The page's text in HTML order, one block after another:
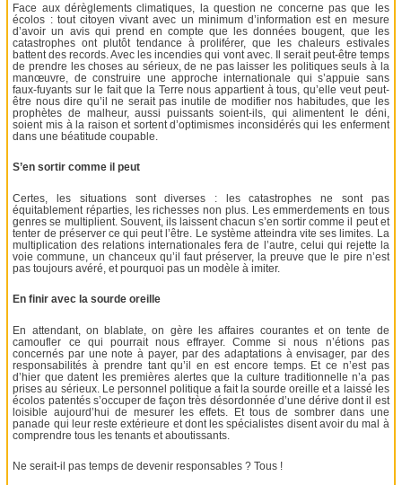
Face aux dérèglements climatiques, la question ne concerne pas que les
écolos : tout citoyen vivant avec un minimum d’information est en mesure
d’avoir un avis qui prend en compte que les données bougent, que les
catastrophes ont plutôt tendance à proliférer, que les chaleurs estivales
battent des records. Avec les incendies qui vont avec. Il serait peut-être temps
de prendre les choses au sérieux, de ne pas laisser les politiques seuls à la
manœuvre, de construire une approche internationale qui s’appuie sans
faux-fuyants sur le fait que la Terre nous appartient à tous, qu’elle veut peut-
être nous dire qu’il ne serait pas inutile de modifier nos habitudes, que les
prophètes de malheur, aussi puissants soient-ils, qui alimentent le déni,
soient mis à la raison et sortent d’optimismes inconsidérés qui les enferment
dans une béatitude coupable.
S’en sortir comme il peut
Certes, les situations sont diverses : les catastrophes ne sont pas
équitablement réparties, les richesses non plus. Les emmerdements en tous
genres se multiplient. Souvent, ils laissent chacun s’en sortir comme il peut et
tenter de préserver ce qui peut l’être. Le système atteindra vite ses limites. La
multiplication des relations internationales fera de l’autre, celui qui rejette la
voie commune, un chanceux qu’il faut préserver, la preuve que le pire n’est
pas toujours avéré, et pourquoi pas un modèle à imiter.
En finir avec la sourde oreille
En attendant, on blablate, on gère les affaires courantes et on tente de
camoufler ce qui pourrait nous effrayer. Comme si nous n’étions pas
concernés par une note à payer, par des adaptations à envisager, par des
responsabilités à prendre tant qu’il en est encore temps. Et ce n’est pas
d’hier que datent les premières alertes que la culture traditionnelle n’a pas
prises au sérieux. Le personnel politique a fait la sourde oreille et a laissé les
écolos patentés s’occuper de façon très désordonnée d’une dérive dont il est
loisible aujourd’hui de mesurer les effets. Et tous de sombrer dans une
panade qui leur reste extérieure et dont les spécialistes disent avoir du mal à
comprendre tous les tenants et aboutissants.
Ne serait-il pas temps de devenir responsables ? Tous !